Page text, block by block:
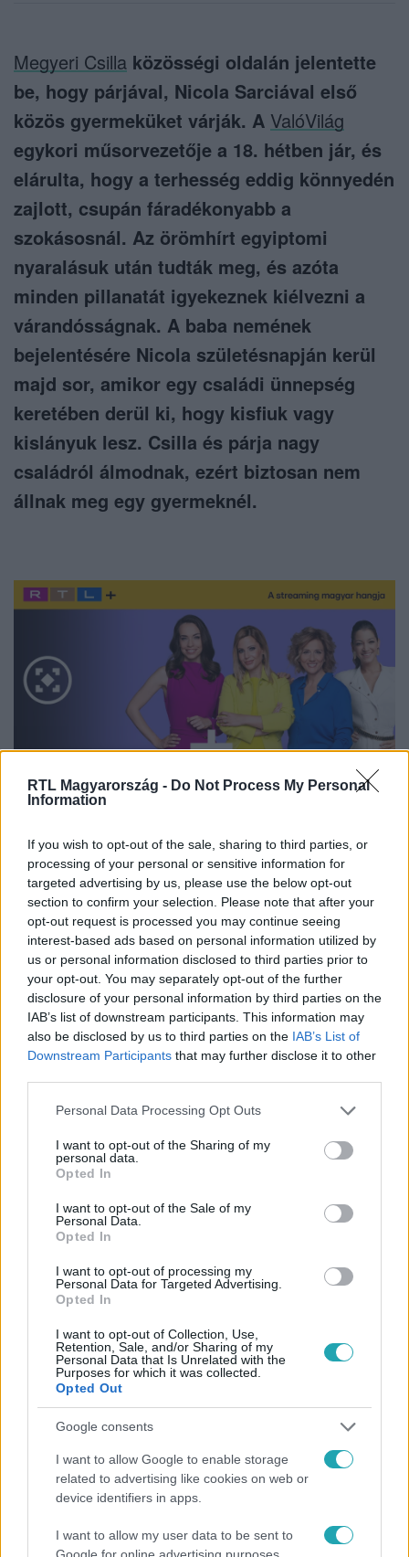
RTL Magyarország - Do Not Process My Personal
Information
If you wish to opt-out of the sale, sharing to third parties, or
processing of your personal or sensitive information for
targeted advertising by us, please use the below opt-out
section to confirm your selection. Please note that after your
opt-out request is processed you may continue seeing
interest-based ads based on personal information utilized by
us or personal information disclosed to third parties prior to
your opt-out. You may separately opt-out of the further
disclosure of your personal information by third parties on the
IAB’s list of downstream participants. This information may
also be disclosed by us to third parties on the IAB’s List of
Downstream Participants that may further disclose it to other
Please note that this website/app uses one or more Google
not limited to your visit or usage behaviour. You may click to
grant or deny consent to Google and its third-party tags to
use your data for below specified purposes in below Google
consent section.
Personal Data Processing Opt Outs
I want to opt-out of the Sharing of my
personal data.
Opted In
I want to opt-out of the Sale of my
Personal Data.
Opted In
I want to opt-out of processing my
Personal Data for Targeted Advertising.
Opted In
I want to opt-out of Collection, Use,
Retention, Sale, and/or Sharing of my
Personal Data that Is Unrelated with the
Purposes for which it was collected.
Opted Out
Google consents
I want to allow Google to enable storage
related to advertising like cookies on web or
device identifiers in apps.
I want to allow my user data to be sent to
Google for online advertising purposes.
Megyeri Csilla közösségi oldalán jelentette
be, hogy párjával, Nicola Sarciával első
közös gyermeküket várják. A ValóVilág
egykori műsorvezetője a 18. hétben jár, és
elárulta, hogy a terhesség eddig könnyedén
zajlott, csupán fáradékonyabb a
szokásosnál. Az örömhírt egyiptomi
nyaralásuk után tudták meg, és azóta
minden pillanatát igyekeznek kiélvezni a
várandósságnak. A baba nemének
bejelentésére Nicola születésnapján kerül
majd sor, amikor egy családi ünnepség
keretében derül ki, hogy kisfiuk vagy
kislányuk lesz. Csilla és párja nagy
családról álmodnak, ezért biztosan nem
állnak meg egy gyermeknél.
Itt állítsd be, hogy az RTL.hu az elsők között
legyen a Google-találatokban!
Kövess minket, és értesülj a friss hírekről a
Facebookon is!
FÓKUSZ #VIDEÓ #ADÁSRÉSZLETEK
MEGYERI CSILLA
Népszerű